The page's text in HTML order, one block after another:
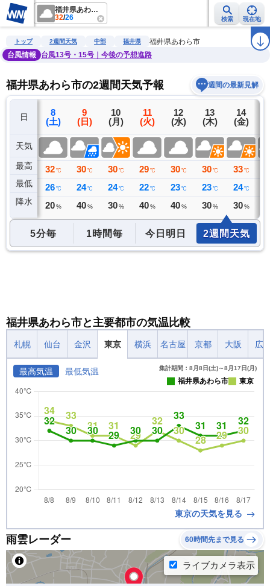
福井県あわら市
32/26 検索 現在地
雨雲レーダー 台風情報 地震情報 警報・注意報 ラ
トップ 2週間天気 中部 福井県
福井県あわら市
台風情報
台風13号・15号｜今後の予想進路
福井県あわら市の2週間天気予報 週間の最新見解
日
天気
最高
最低
降水
7
(金)
36 ℃
26 ℃
0 ミリ
8
(土)
32 ℃
26 ℃
20 %
9
(日)
30 ℃
24 ℃
40 %
10
(月)
30 ℃
24 ℃
30 %
11
(火)
29 ℃
22 ℃
40 %
12
(水)
30 ℃
23 ℃
40 %
13
(木)
30 ℃
23 ℃
30 %
14
(金)
33 ℃
24 ℃
30 %
5分毎 1時間毎 今日明日 2週間天気
福井県あわら市と主要都市の気温比較
札幌 仙台 金沢 東京 横浜 名古屋 京都 大阪 広
最高気温 最低気温 集計期間：8月8日(土)～8月17日(月)
福井県あわら市 東京
東京の天気を見る
雨雲レーダー 60時間先まで見る